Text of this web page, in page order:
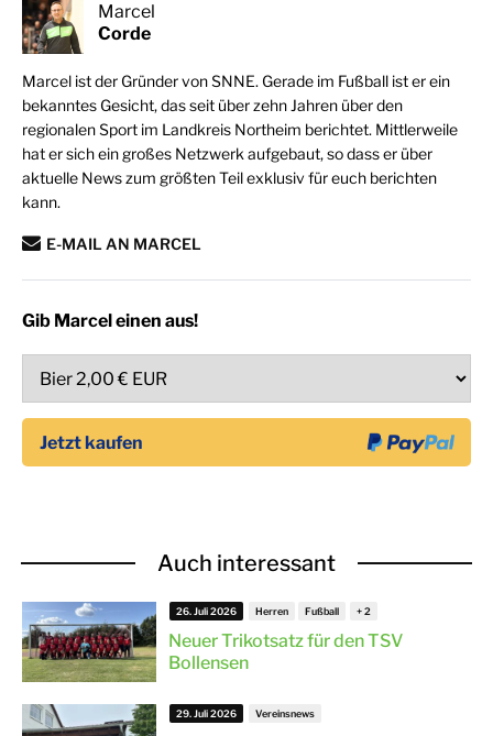
Marcel
Corde
Marcel ist der Gründer von SNNE. Gerade im Fußball ist er ein
bekanntes Gesicht, das seit über zehn Jahren über den
regionalen Sport im Landkreis Northeim berichtet. Mittlerweile
hat er sich ein großes Netzwerk aufgebaut, so dass er über
aktuelle News zum größten Teil exklusiv für euch berichten
kann.
E-MAIL AN MARCEL
Gib Marcel einen aus!
Auch interessant
Neuer Trikotsatz für den TSV
Bollensen
26. Juli 2026 Herren Fußball
29. Juli 2026 Vereinsnews